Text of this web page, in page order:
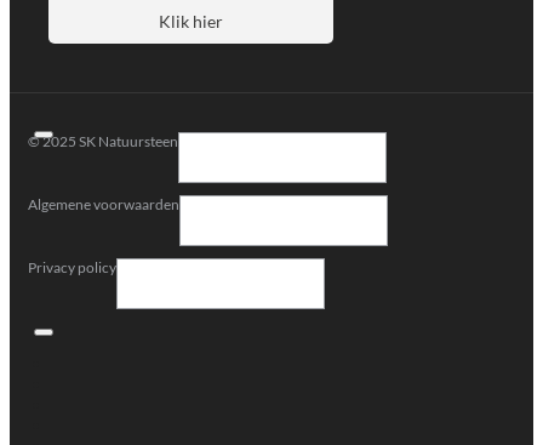
Klik hier
© 2025 SK Natuursteen
Algemene voorwaarden
Privacy policy